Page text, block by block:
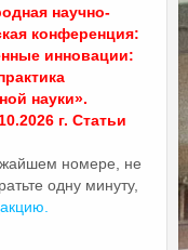
научно-
конференция:
инновации:
науки».
г. Статьи
номере, не
одну минуту,